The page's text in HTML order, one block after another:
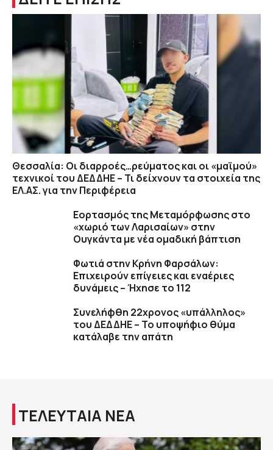
Θεσσαλία: Οι διαρροές…ρεύματος και οι «μαϊμού»
τεχνικοί του ΔΕΔΔΗΕ – Τι δείχνουν τα στοιχεία της
ΕΛ.ΑΣ. για την Περιφέρεια
Εορτασμός της Μεταμόρφωσης στο
«χωριό των Λαρισαίων» στην
Ουγκάντα με νέα ομαδική βάπτιση
Φωτιά στην Κρήνη Φαρσάλων:
Επιχειρούν επίγειες και εναέριες
δυνάμεις – Ήχησε το 112
Συνελήφθη 22χρονος «υπάλληλος»
του ΔΕΔΔΗΕ – Το υποψήφιο θύμα
κατάλαβε την απάτη
ΤΕΛΕΥΤΑΙΑ ΝΕΑ